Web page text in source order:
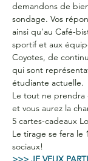
demandons de
sondage. Vos
ainsi qu'au Café-
sportif et aux
Coyotes, de
qui sont
étudiante actuelle.
Le tout ne
et vous aurez la
5 cartes-cadeaux
Le tirage se fera le
sociaux!